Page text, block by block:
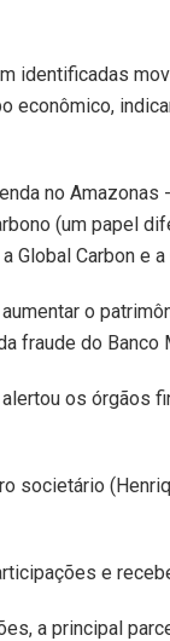
identificadas
econômico,
no
(um papel
Carbon e a
o
fraude do Banco
os órgãos
societário
e
a principal